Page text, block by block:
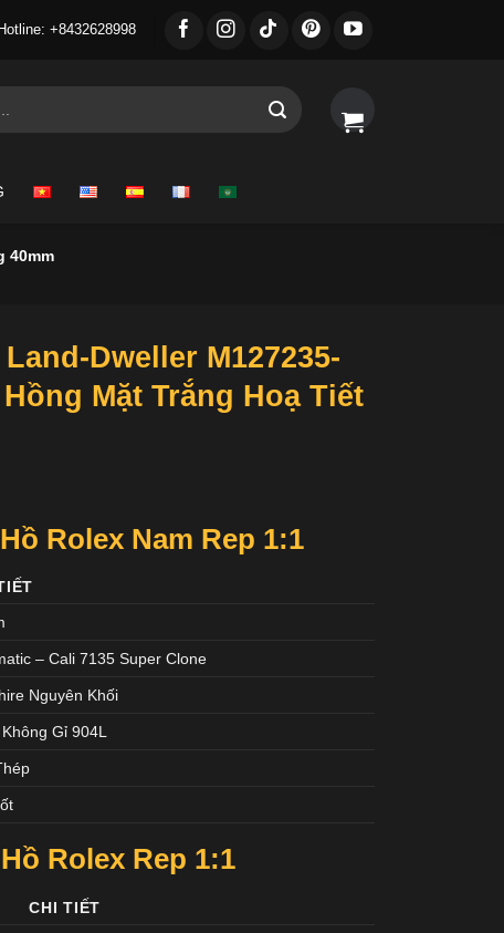
Hotline: +8432628998
40mm
Dweller M127235-
Mặt Trắng Hoạ Tiết
Rolex Nam Rep 1:1
– Cali 7135 Super Clone
Nguyên Khối
Gỉ 904L
Rolex Rep 1:1
CHI TIẾT